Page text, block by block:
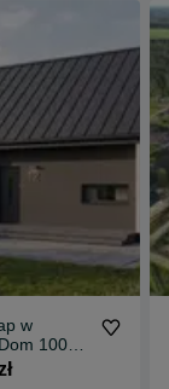
większa
oraz
w
100m2